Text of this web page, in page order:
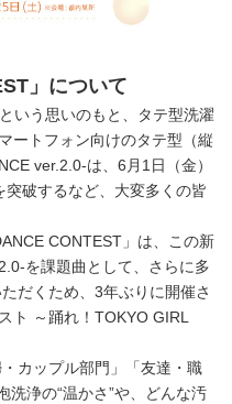
」について
いう思いのもと、タテ型洗濯
ートフォン向けのタテ型（縦
ver.2.0-は、6月1日（金）
破するなど、大変多くの皆
CONTEST」は、この新
を課題曲として、さらに多
だくため、3年ぶりに開催さ
ト ～踊れ！TOKYO GIRL
カップル部門」「友達・職
洗浄の“温かさ”や、どんな汚